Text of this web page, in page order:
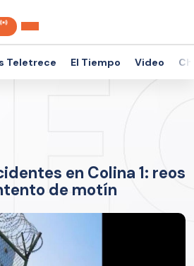
Teletrece El Tiempo Video
en Colina 1: reos
de motín